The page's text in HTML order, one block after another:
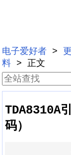
电子爱好者 >
料 > 正文
TDA8310A
码）